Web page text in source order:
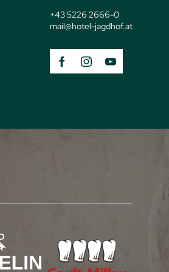
+43 5226 2666-0
mail@hotel-jagdhof.at